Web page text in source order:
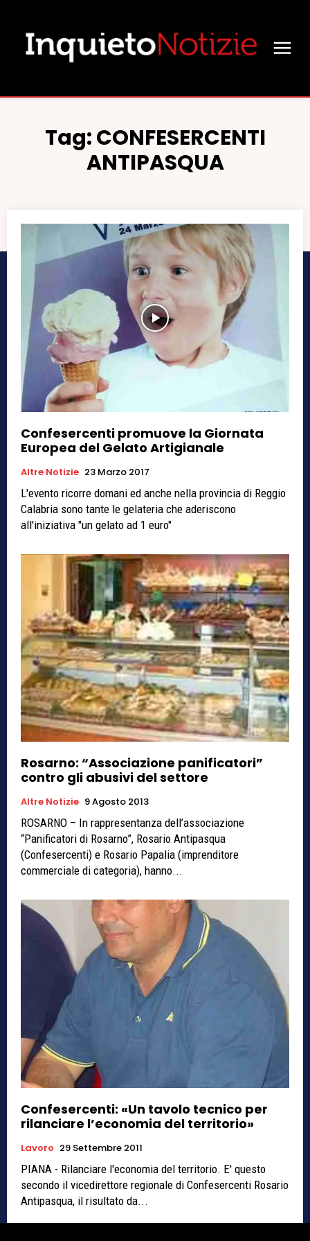
Tag:CONFESERCENTI
ANTIPASQUA
Confesercenti promuove la Giornata
Europea del Gelato Artigianale
Altre Notizie 23 Marzo 2017
L'evento ricorre domani ed anche nella provincia di Reggio
Calabria sono tante le gelateria che aderiscono
all'iniziativa "un gelato ad 1 euro"
Rosarno: “Associazione panificatori”
contro gli abusivi del settore
Altre Notizie 9 Agosto 2013
ROSARNO – In rappresentanza dell’associazione
“Panificatori di Rosarno”, Rosario Antipasqua
(Confesercenti) e Rosario Papalia (imprenditore
commerciale di categoria), hanno...
Confesercenti: «Un tavolo tecnico per
rilanciare l’economia del territorio»
Lavoro 29 Settembre 2011
PIANA - Rilanciare l'economia del territorio. E' questo
secondo il vicedirettore regionale di Confesercenti Rosario
Antipasqua, il risultato da...